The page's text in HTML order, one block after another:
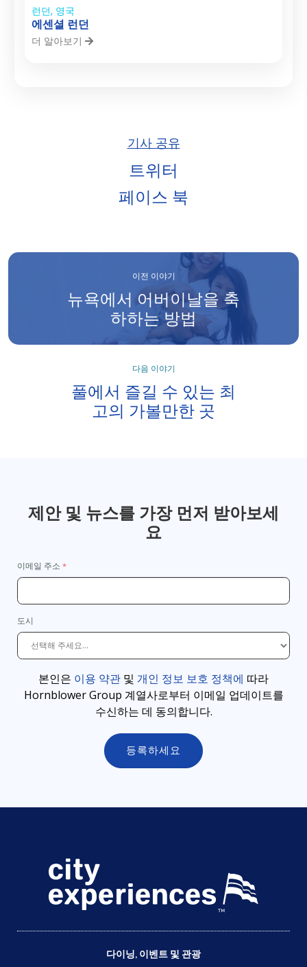
런던, 영국
에센셜 런던
더 알아보기
기사 공유
트위터
페이스 북
이전 이야기
뉴욕에서 어버이날을 축
하하는 방법
다음 이야기
풀에서 즐길 수 있는 최
고의 가볼만한 곳
제안 및 뉴스를 가장 먼저 받아보세
요
이메일 주소
도시
본인은 이용 약관 및 개인 정보 보호 정책에 따라
Hornblower Group 계열사로부터 이메일 업데이트를
수신하는 데 동의합니다.
다이닝, 이벤트 및 관광